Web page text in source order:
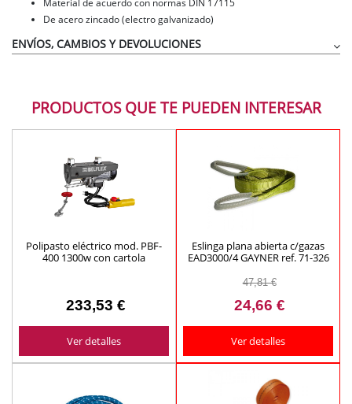
Material de acuerdo con normas DIN 17115
De acero zincado (electro galvanizado)
ENVÍOS, CAMBIOS Y DEVOLUCIONES
PRODUCTOS QUE TE PUEDEN INTERESAR
Polipasto eléctrico mod. PBF-
400 1300w con cartola
233,53 €
Ver detalles
Eslinga plana abierta c/gazas
EAD3000/4 GAYNER ref. 71-326
47,81 €
24,66 €
Ver detalles